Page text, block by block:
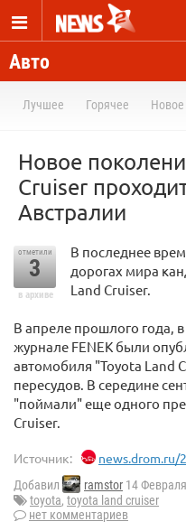
Авто
Лучшее Горячее Новое
Новое
Cruiser
Австралии
отметили
3
в архиве
В последнее
дорогах мира
Land Cruiser.
В апреле прошлого года,
журнале FENEK были
автомобиля "Toyota Land
пересудов. В середине
"поймали" еще одного
Cruiser.
Источник: news.drom.ru/
Добавил ramstor 14
toyota, toyota land cruiser
нет комментариев